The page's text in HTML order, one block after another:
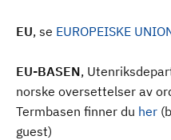
EU, se EUROPEISKE
EU-BASEN,
norske oversettelser av
Termbasen finner du her
guest)